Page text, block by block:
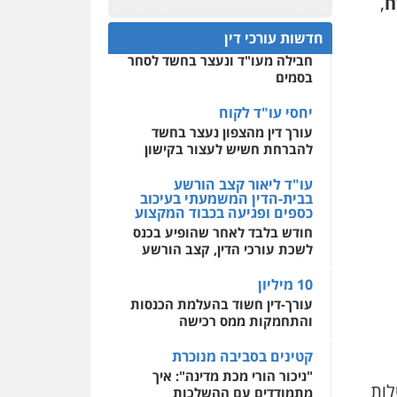
ומעצרים סייבר ניהול
משברים פליליים
0506355388
עו"ד דרוויש נאשף
פלילי פשיעה חמורה
אדם
חליל ביאדי – משרד
עורכי דין
פלילי דיני תעבורה מעצרים
וחקירות פשיעה חמורה
0509636895
עו"ד איהאב זבידאת
פלילי פשיעה חמורה
פשע עבירות המתה
עבירות מין
0522508109
אחסון אתרים
לעורכי דין
אסירים עבירות מין
שירותים מקצועיים לעורכי
דין
0544500346
חדשות עורכי דין
חפץ חשוד
עצור בתיק ניסיון רצח קיבל
חבילה מעו"ד ונעצר בחשד לסחר
בסמים
יחסי עו"ד לקוח
עורך דין מהצפון נעצר בחשד
להברחת חשיש לעצור בקישון
עו"ד ליאור קצב הורשע
בבית-הדין המשמעתי בעיכוב
כספים ופגיעה בכבוד המקצוע
חודש בלבד לאחר שהופיע בכנס
לשכת עורכי הדין, קצב הורשע
10 מיליון
עורך-דין חשוד בהעלמת הכנסות
והתחמקות ממס רכישה
קטינים בסביבה מנוכרת
"ניכור הורי מכת מדינה": איך
מתמודדים עם ההשלכות